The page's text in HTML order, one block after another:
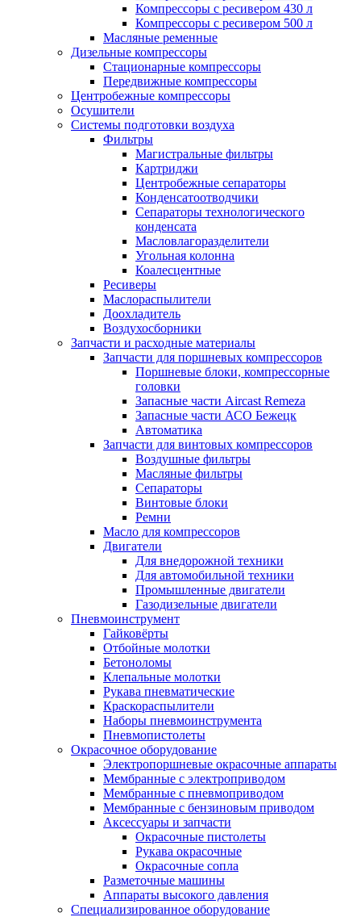
Компрессоры с ресивером 430 л
Компрессоры с ресивером 500 л
Масляные ременные
Дизельные компрессоры
Стационарные компрессоры
Передвижные компрессоры
Центробежные компрессоры
Осушители
Системы подготовки воздуха
Фильтры
Магистральные фильтры
Картриджи
Центробежные сепараторы
Конденсатоотводчики
Сепараторы технологического
конденсата
Масловлагоразделители
Угольная колонна
Коалесцентные
Ресиверы
Маслораспылители
Доохладитель
Воздухосборники
Запчасти и расходные материалы
Запчасти для поршневых компрессоров
Поршневые блоки, компрессорные
головки
Запасные части Aircast Remeza
Запасные части АСО Бежецк
Автоматика
Запчасти для винтовых компрессоров
Воздушные фильтры
Масляные фильтры
Сепараторы
Винтовые блоки
Ремни
Масло для компрессоров
Двигатели
Для внедорожной техники
Для автомобильной техники
Промышленные двигатели
Газодизельные двигатели
Пневмоинструмент
Гайковёрты
Отбойные молотки
Бетоноломы
Клепальные молотки
Рукава пневматические
Краскораспылители
Наборы пневмоинструмента
Пневмопистолеты
Окрасочное оборудование
Электропоршневые окрасочные аппараты
Мембранные с электроприводом
Мембранные с пневмоприводом
Мембранные с бензиновым приводом
Аксессуары и запчасти
Окрасочные пистолеты
Рукава окрасочные
Окрасочные сопла
Разметочные машины
Аппараты высокого давления
Специализированное оборудование